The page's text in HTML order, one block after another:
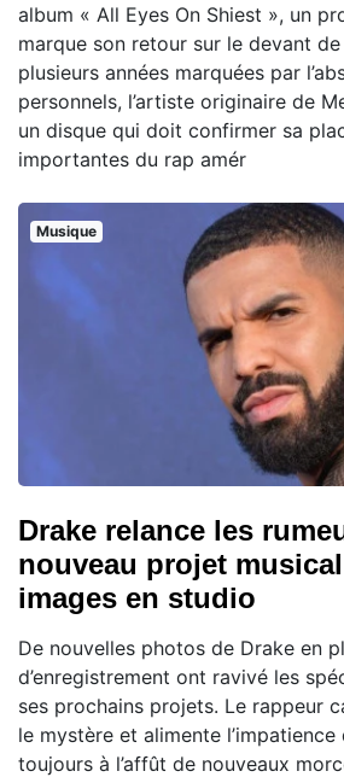
album « All Eyes On Shiest », un
marque son retour sur le devant
plusieurs années marquées par
personnels, l’artiste originaire de
un disque qui doit confirmer sa
importantes du rap amér
Musique
Drake relance les
nouveau projet
images en studio
De nouvelles photos de Drake en
d’enregistrement ont ravivé les
ses prochains projets. Le rappeur
le mystère et alimente l’impatience
toujours à l’affût de nouveaux